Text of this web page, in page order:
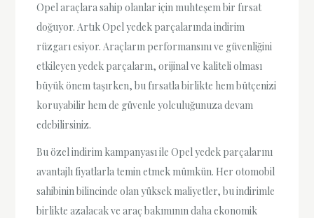
Opel araçlara sahip olanlar için muhteşem bir fırsat
doğuyor. Artık Opel yedek parçalarında indirim
rüzgarı esiyor. Araçların performansını ve güvenliğini
etkileyen yedek parçaların, orijinal ve kaliteli olması
büyük önem taşırken, bu fırsatla birlikte hem bütçenizi
koruyabilir hem de güvenle yolculuğunuza devam
edebilirsiniz.
Bu özel indirim kampanyası ile Opel yedek parçalarını
avantajlı fiyatlarla temin etmek mümkün. Her otomobil
sahibinin bilincinde olan yüksek maliyetler, bu indirimle
birlikte azalacak ve araç bakımının daha ekonomik